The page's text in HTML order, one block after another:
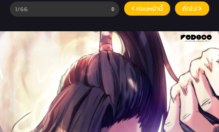
ก่อนหน้านี้ ถัดไป